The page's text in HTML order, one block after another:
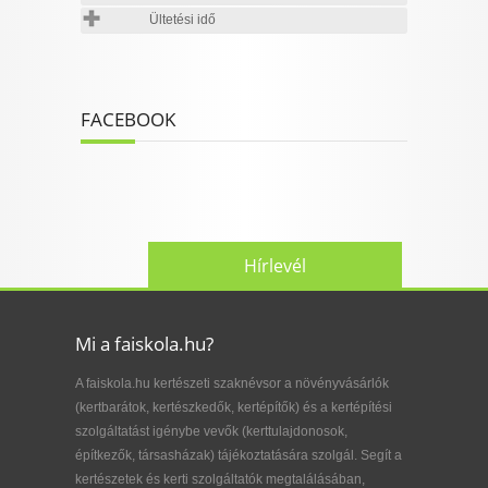
Ültetési idő
FACEBOOK
Hírlevél
Mi a faiskola.hu?
A faiskola.hu kertészeti szaknévsor a növényvásárlók
(kertbarátok, kertészkedők, kertépítők) és a kertépítési
szolgáltatást igénybe vevők (kerttulajdonosok,
építkezők, társasházak) tájékoztatására szolgál. Segít a
kertészetek és kerti szolgáltatók megtalálásában,